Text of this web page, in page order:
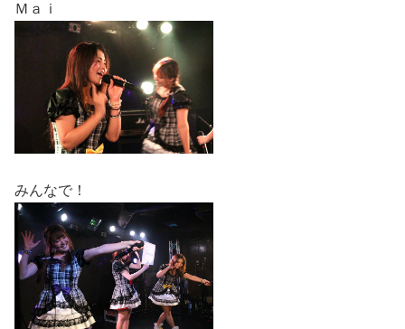
Ｍａｉ
みんなで！